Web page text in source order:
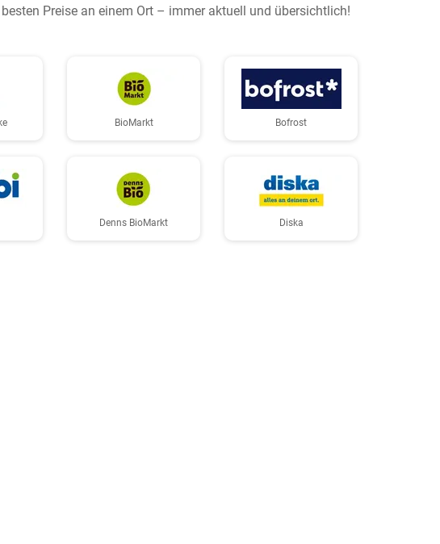
Preise an einem Ort – immer aktuell und übersichtlich!
BioMarkt Bofrost
Denns BioMarkt Diska